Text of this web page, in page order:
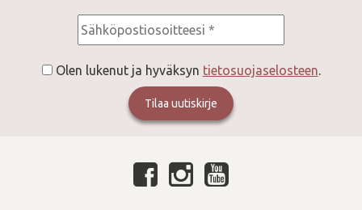
Consent *
Olen lukenut ja hyväksyn tietosuojaselosteen.